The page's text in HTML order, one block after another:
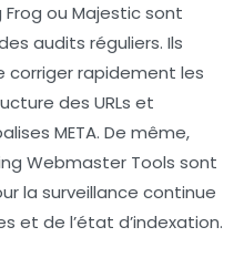
ou Majestic sont
audits réguliers. Ils
rapidement les
des URLs et
META. De même,
Webmaster Tools sont
la surveillance continue
et de l’état d’indexation.